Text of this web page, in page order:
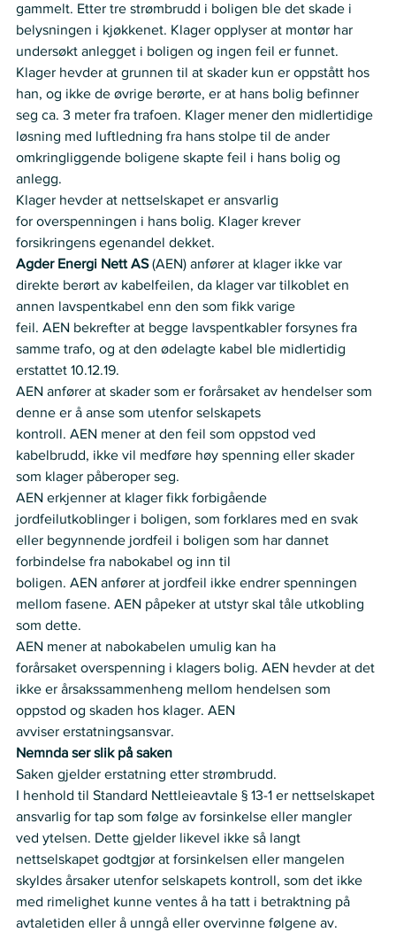
gammelt. Etter tre strømbrudd i boligen ble det skade i
belysningen i kjøkkenet. Klager opplyser at montør har
undersøkt anlegget i boligen og ingen feil er funnet.
Klager hevder at grunnen til at skader kun er oppstått hos
han, og ikke de øvrige berørte, er at hans bolig befinner
seg ca. 3 meter fra trafoen. Klager mener den midlertidige
løsning med luftledning fra hans stolpe til de ander
omkringliggende boligene skapte feil i hans bolig og
anlegg.
Klager hevder at nettselskapet er ansvarlig
for overspenningen i hans bolig. Klager krever
forsikringens egenandel dekket.
Agder Energi Nett AS (AEN) anfører at klager ikke var
direkte berørt av kabelfeilen, da klager var tilkoblet en
annen lavspentkabel enn den som fikk varige
feil. AEN bekrefter at begge lavspentkabler forsynes fra
samme trafo, og at den ødelagte kabel ble midlertidig
erstattet 10.12.19.
AEN anfører at skader som er forårsaket av hendelser som
denne er å anse som utenfor selskapets
kontroll. AEN mener at den feil som oppstod ved
kabelbrudd, ikke vil medføre høy spenning eller skader
som klager påberoper seg.
AEN erkjenner at klager fikk forbigående
jordfeilutkoblinger i boligen, som forklares med en svak
eller begynnende jordfeil i boligen som har dannet
forbindelse fra nabokabel og inn til
boligen. AEN anfører at jordfeil ikke endrer spenningen
mellom fasene. AEN påpeker at utstyr skal tåle utkobling
som dette.
AEN mener at nabokabelen umulig kan ha
forårsaket overspenning i klagers bolig. AEN hevder at det
ikke er årsakssammenheng mellom hendelsen som
oppstod og skaden hos klager. AEN
avviser erstatningsansvar.
Nemnda ser slik på saken
Saken gjelder erstatning etter strømbrudd.
I henhold til Standard Nettleieavtale § 13-1 er nettselskapet
ansvarlig for tap som følge av forsinkelse eller mangler
ved ytelsen. Dette gjelder likevel ikke så langt
nettselskapet godtgjør at forsinkelsen eller mangelen
skyldes årsaker utenfor selskapets kontroll, som det ikke
med rimelighet kunne ventes å ha tatt i betraktning på
avtaletiden eller å unngå eller overvinne følgene av.